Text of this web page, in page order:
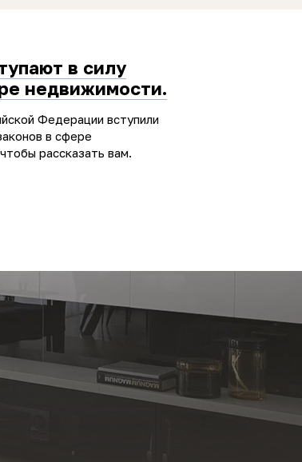
в силу
недвижимости.
Федерации вступили
в сфере
рассказать вам.